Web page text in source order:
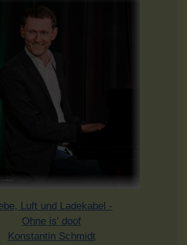
Luft und Ladekabel -
Ohne is' doof
Konstantin Schmidt